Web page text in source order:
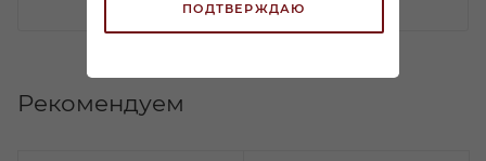
ПОДТВЕРЖДАЮ
Рекомендуем